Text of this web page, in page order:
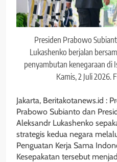
Presiden Prabowo
Lukashenko berjalan
penyambutan kenegaraan di
Kamis, 2 Juli 2026.
Jakarta, Beritakotanews.id :
Prabowo Subianto dan
Aleksandr Lukashenko
strategis kedua negara
Penguatan Kerja Sama
Kesepakatan tersebut